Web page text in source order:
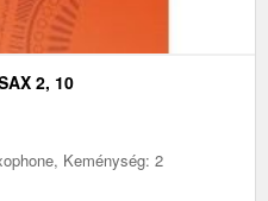
2, 10
Keménység: 2